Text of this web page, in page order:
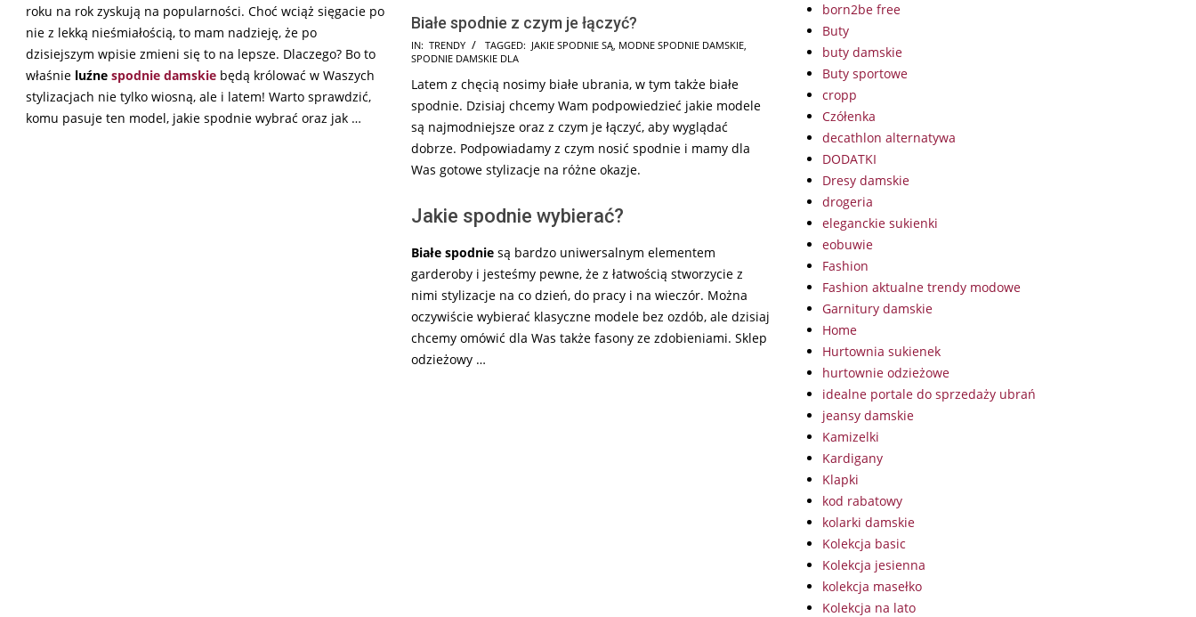
roku na rok zyskują na popularności. Choć wciąż sięgacie po
nie z lekką nieśmiałością, to mam nadzieję, że po
dzisiejszym wpisie zmieni się to na lepsze. Dlaczego? Bo to
właśnie luźne spodnie damskie będą królować w Waszych
stylizacjach nie tylko wiosną, ale i latem! Warto sprawdzić,
komu pasuje ten model, jakie spodnie wybrać oraz jak …
Białe spodnie z czym je łączyć?
2024-
05-
13
IN: TRENDY TAGGED: JAKIE SPODNIE SĄ, MODNE SPODNIE DAMSKIE,
SPODNIE DAMSKIE DLA
Latem z chęcią nosimy białe ubrania, w tym także białe
spodnie. Dzisiaj chcemy Wam podpowiedzieć jakie modele
są najmodniejsze oraz z czym je łączyć, aby wyglądać
dobrze. Podpowiadamy z czym nosić spodnie i mamy dla
Was gotowe stylizacje na różne okazje.
Jakie spodnie wybierać?
Białe spodnie są bardzo uniwersalnym elementem
garderoby i jesteśmy pewne, że z łatwością stworzycie z
nimi stylizacje na co dzień, do pracy i na wieczór. Można
oczywiście wybierać klasyczne modele bez ozdób, ale dzisiaj
chcemy omówić dla Was także fasony ze zdobieniami. Sklep
odzieżowy …
born2be free
Buty
buty damskie
Buty sportowe
cropp
Czółenka
decathlon alternatywa
DODATKI
Dresy damskie
drogeria
eleganckie sukienki
eobuwie
Fashion
Fashion aktualne trendy modowe
Garnitury damskie
Home
Hurtownia sukienek
hurtownie odzieżowe
idealne portale do sprzedaży ubrań
jeansy damskie
Kamizelki
Kardigany
Klapki
kod rabatowy
kolarki damskie
Kolekcja basic
Kolekcja jesienna
kolekcja masełko
Kolekcja na lato